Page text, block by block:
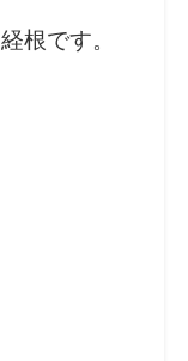
根です。